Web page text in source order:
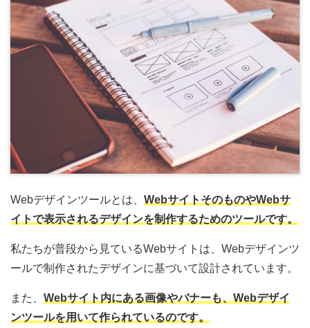
Webデザインツールとは、 WebサイトそのものやWebサ
イトで表示されるデザインを制作するためのツールです。
私たちが普段から見ているWebサイトは、Webデザインツ
ールで制作されたデザインに基づいて設計されています。
また、 Webサイト内にある画像やバナーも、Webデザイ
ンツールを用いて作られているのです。